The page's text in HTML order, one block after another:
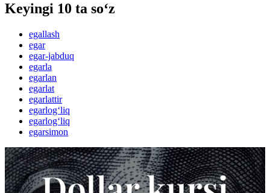
Keyingi 10 ta so‘z
egallash
egar
egar-jabduq
egarla
egarlan
egarlat
egarlattir
egarlog‘liq
egarlog‘liq
egarsimon